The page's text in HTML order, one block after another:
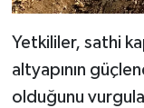
Yetkililer, sathi
altyapının
olduğunu